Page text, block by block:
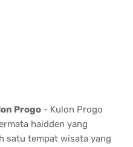
Progo - Kulon Progo
haidden yang
satu tempat wisata yang